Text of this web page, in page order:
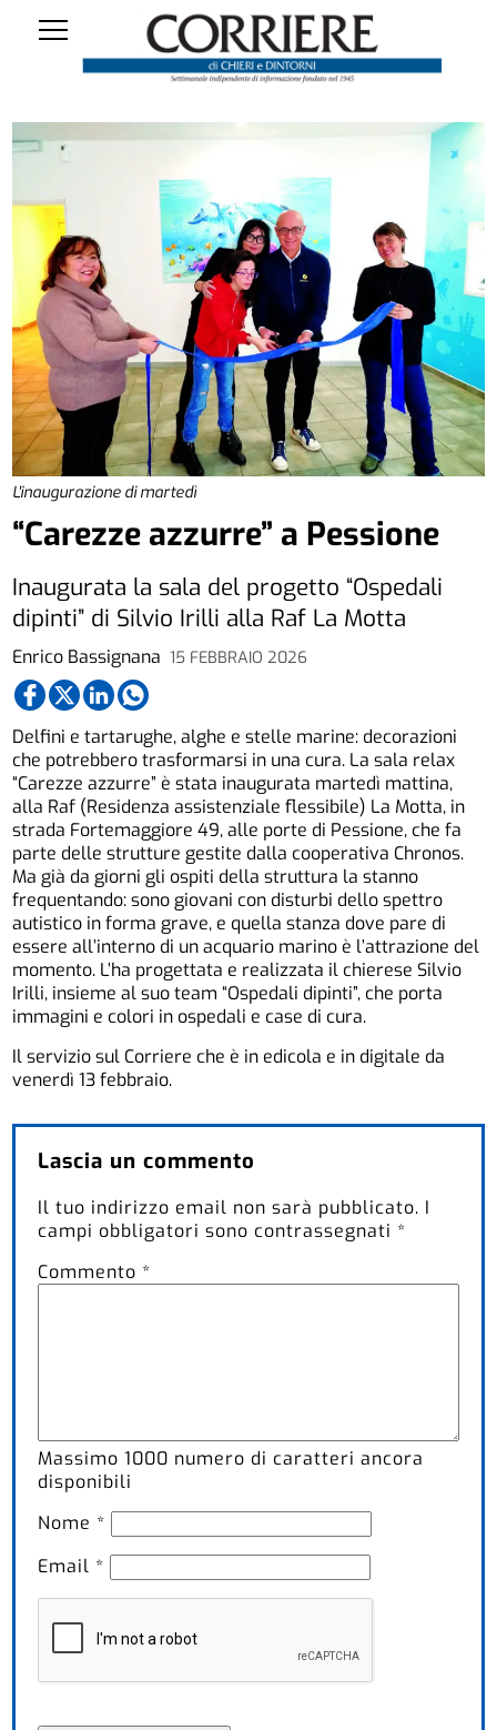
L'inaugurazione di martedì
Enrico Bassignana 15 FEBBRAIO 2026
“Carezze azzurre” a Pessione
Inaugurata la sala del progetto “Ospedali
dipinti” di Silvio Irilli alla Raf La Motta
Delfini e tartarughe, alghe e stelle marine: decorazioni
che potrebbero trasformarsi in una cura. La sala relax
“Carezze azzurre” è stata inaugurata martedì mattina,
alla Raf (Residenza assistenziale flessibile) La Motta, in
strada Fortemaggiore 49, alle porte di Pessione, che fa
parte delle strutture gestite dalla cooperativa Chronos.
Ma già da giorni gli ospiti della struttura la stanno
frequentando: sono giovani con disturbi dello spettro
autistico in forma grave, e quella stanza dove pare di
essere all’interno di un acquario marino è l’attrazione del
momento. L’ha progettata e realizzata il chierese Silvio
Irilli, insieme al suo team “Ospedali dipinti”, che porta
immagini e colori in ospedali e case di cura.
Il servizio sul Corriere che è in edicola e in digitale da
venerdì 13 febbraio.
Lascia un commento
Il tuo indirizzo email non sarà pubblicato. I
campi obbligatori sono contrassegnati *
Commento *
Massimo1000 numero di caratteri ancora
disponibili
Nome *
Email *